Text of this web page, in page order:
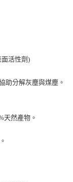
活性劑)
助分解灰塵與煤塵。
天然產物。